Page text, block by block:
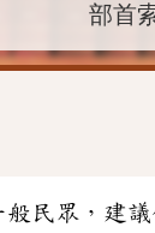
部首
般民眾，建